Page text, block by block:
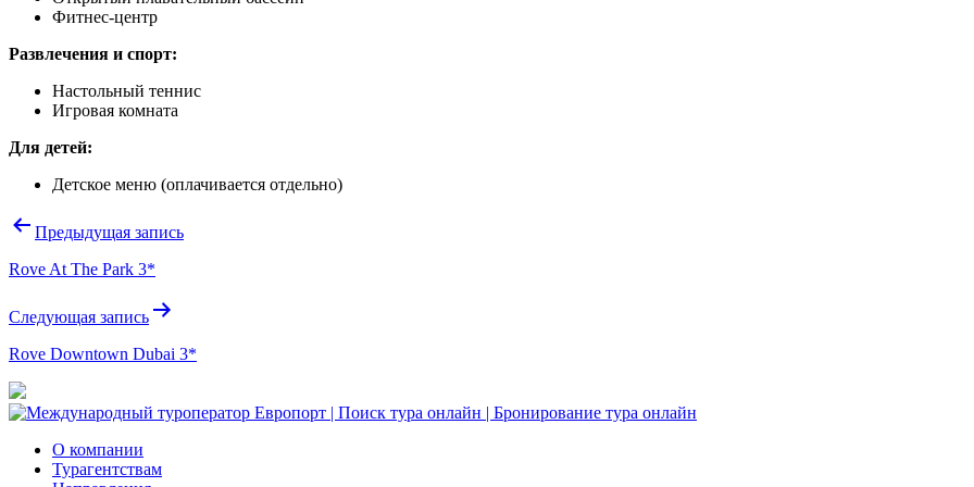
Фитнес-центр
Развлечения и спорт:
Настольный теннис
Игровая комната
Для детей:
Детское меню (оплачивается отдельно)
Навигация
записям
Предыдущая запись
Rove At The Park 3*
Следующая запись
Rove Downtown Dubai 3*
О компании
Турагентствам